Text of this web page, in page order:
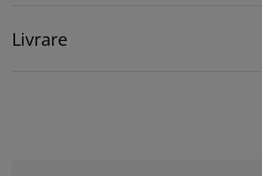
Livrare